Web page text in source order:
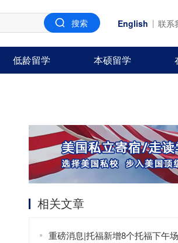
English 联系
低龄留学 本硕留学
相关文章
重磅消息|托福新增8个托福下午